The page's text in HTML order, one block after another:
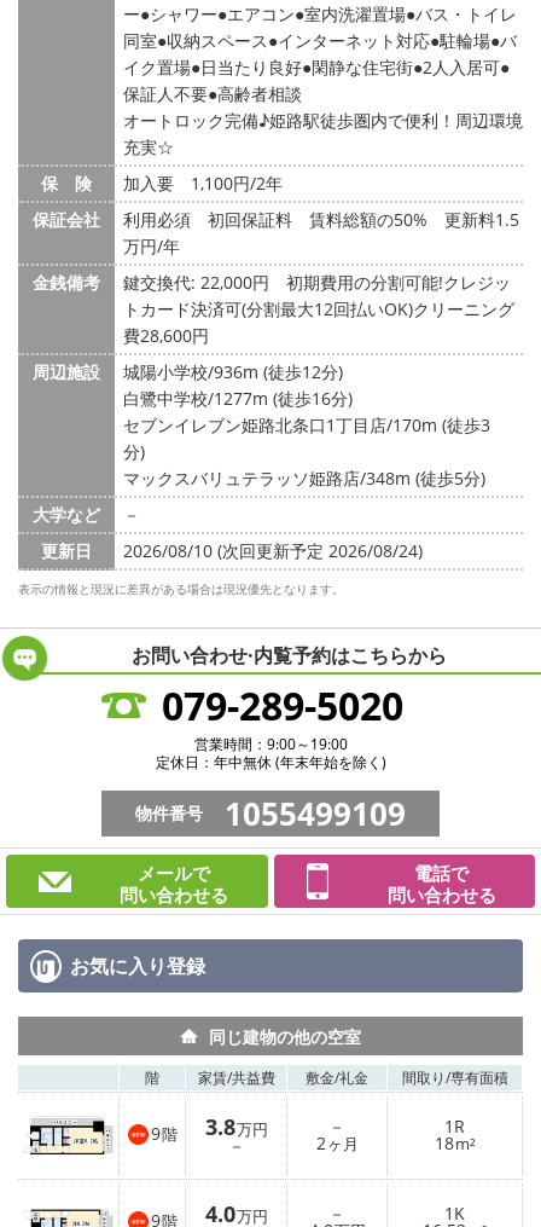
ー シャワー エアコン 室内洗濯置場 バス・トイレ
同室 収納スペース インターネット対応 駐輪場 バ
イク置場 日当たり良好 閑静な住宅街 2人入居可
保証人不要 高齢者相談
オートロック完備♪姫路駅徒歩圏内で便利！周辺環境
充実☆
保 険
加入要 1,100円/2年
保証会社
利用必須 初回保証料 賃料総額の50% 更新料1.5
万円/年
金銭備考
鍵交換代: 22,000円
初期費用の分割可能!クレジッ
トカード決済可(分割最大12回払いOK)クリーニング
費28,600円
周辺施設
城陽小学校/936m (徒歩12分)
白鷺中学校/1277m (徒歩16分)
セブンイレブン姫路北条口1丁目店/170m (徒歩3
分)
マックスバリュテラッソ姫路店/348m (徒歩5分)
大学など
－
更新日
2026/08/10 (次回更新予定 2026/08/24)
表示の情報と現況に差異がある場合は現況優先となります。
お問い合わせ·内覧予約はこちらから
079-289-5020
営業時間：9:00～19:00
定休日：年中無休 (年末年始を除く)
物件番号 1055499109
メールで
問い合わせる
電話で
問い合わせる
お気に入り登録
同じ建物の他の空室
階 家賃/共益費 敷金/礼金 間取り/専有面積
9階 3.8万円
－
－
2ヶ月
1R
18m²
9階 4.0万円 － 1K